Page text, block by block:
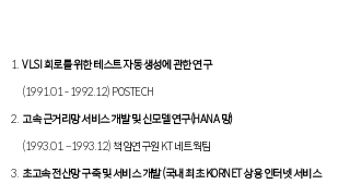
VLSI 회로를 위한 테스트 자동 생성에 관한 연구
(1991.01 - 1992.12) POSTECH
고속 근거리망 서비스 개발 및 신모델 연구(HANA 망)
(1993.01. –1993.12) 책임연구원 KT 네트웍팀
초고속 전산망 구축 및 서비스 개발 (국내 최초 KORNET 상용 인터넷 서비스